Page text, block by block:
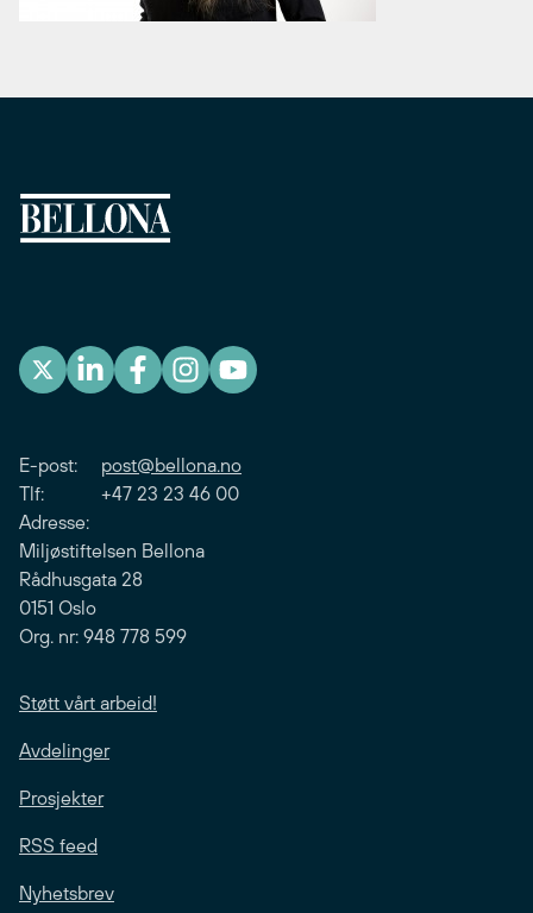
E-post: post@bellona.no
Tlf: +47 23 23 46 00
Adresse:
Miljøstiftelsen Bellona
Rådhusgata 28
0151 Oslo
Org. nr: 948 778 599
Støtt vårt arbeid!
Avdelinger
Prosjekter
RSS feed
Nyhetsbrev